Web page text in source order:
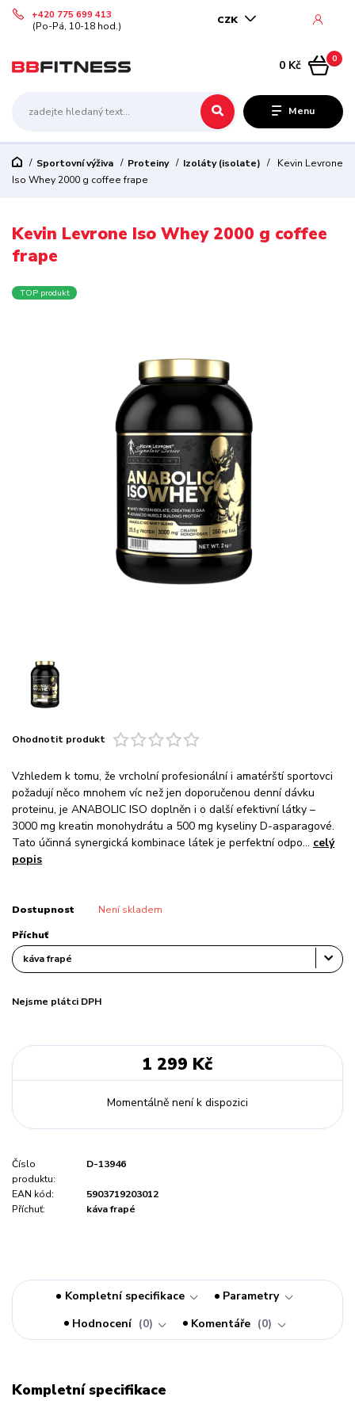
Menu
CZK
+420 775 699 413
(Po-Pá, 10-18 hod.)
0
0 Kč
Sportovní výživa Proteiny Izoláty (isolate)
Kevin Levrone
Iso Whey 2000 g coffee frape
Kevin Levrone Iso Whey 2000 g coffee
frape
TOP produkt
Ohodnotit produkt
Vzhledem k tomu, že vrcholní profesionální i amatérští sportovci
požadují něco mnohem víc než jen doporučenou denní dávku
proteinu, je ANABOLIC ISO doplněn i o další efektivní látky –
3000 mg kreatin monohydrátu a 500 mg kyseliny D-asparagové.
Tato účinná synergická kombinace látek je perfektní odpo... celý
popis
Dostupnost Není skladem
Příchuť
Nejsme plátci DPH
1 299 Kč
Momentálně není k dispozici
Číslo
produktu:
D-13946
EAN kód:
5903719203012
Příchuť:
káva frapé
Kompletní specifikace
Parametry
Hodnocení
0 Komentáře 0
Kompletní specifikace